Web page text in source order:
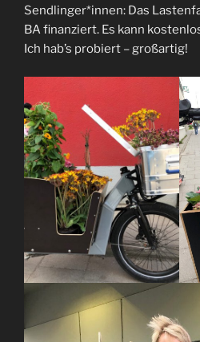
Sendlinger*innen: Das
BA finanziert. Es kann
Ich hab’s probiert – großartig!